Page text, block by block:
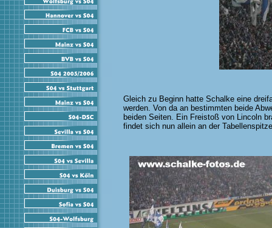
Gleich zu Beginn hatte Schalke eine
werden. Von da an bestimmten beide
beiden Seiten. Ein Freistoß von Lincoln
findet sich nun allein an der